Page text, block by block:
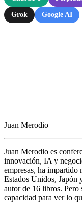
Grok Google AI
Juan Merodio
Juan Merodio es
innovación, IA y
empresas, ha impartido
Estados Unidos,
autor de 16 libros.
capacidad para ver lo